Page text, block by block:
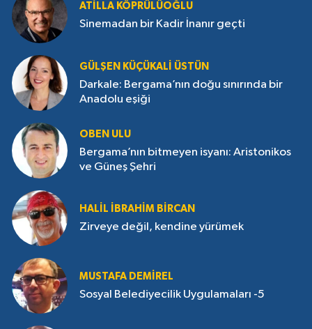
ATILLA KÖPRÜLÜOĞLU
Sinemadan bir Kadir İnanır geçti
GÜLŞEN KÜÇÜKALI ÜSTÜN
Darkale: Bergama’nın doğu sınırında bir
Anadolu eşiği
OBEN ULU
Bergama’nın bitmeyen isyanı: Aristonikos
ve Güneş Şehri
HALIL İBRAHIM BIRCAN
Zirveye değil, kendine yürümek
MUSTAFA DEMIREL
Sosyal Belediyecilik Uygulamaları -5